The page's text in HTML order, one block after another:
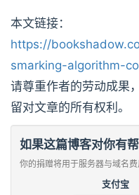
本文链接：
https://
smarking-algorithm-
请尊重作者的劳动成果
留对文章的所有权利。
如果这篇博客对你有
你的捐赠将用于服务器与域名
支付宝